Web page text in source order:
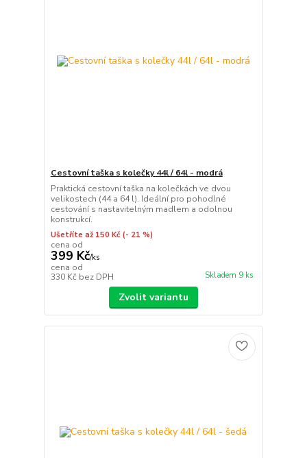
Cestovní taška s kolečky 44l / 64l - modrá
Praktická cestovní taška na kolečkách ve dvou
velikostech (44 a 64 l). Ideální pro pohodlné
cestování s nastavitelným madlem a odolnou
konstrukcí.
Ušetříte až 150 Kč (- 21 %)
cena od
399 Kč/ks
cena od
330 Kč bez DPH Skladem 9 ks
Zvolit variantu